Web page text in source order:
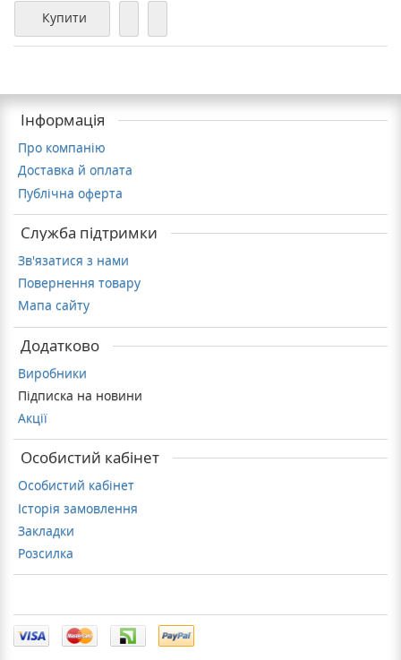
Купити
Інформація
Про компанію
Доставка й оплата
Публічна оферта
Служба підтримки
Зв'язатися з нами
Повернення товару
Мапа сайту
Додатково
Виробники
Підписка на новини
Акції
Особистий кабінет
Особистий кабінет
Історія замовлення
Закладки
Розсилка